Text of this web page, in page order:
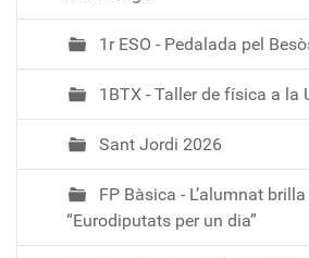
1r ESO - Pedalada pel
1BTX - Taller de física a la
Sant Jordi 2026
FP Bàsica - L’alumnat
“Eurodiputats per un dia”